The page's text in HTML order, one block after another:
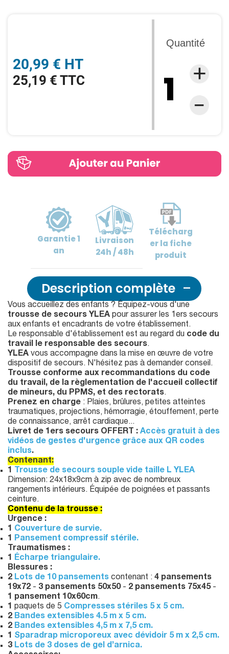
20,99 € HT
25,19 € TTC
Quantité
Garantie1
an
Livraison
24h / 48h
Télécharg
erla fiche
produit
Description complète
Vous accueillez des enfants ? Équipez-vous d'une
trousse de secours YLEA pour assurer les 1ers secours
aux enfants et encadrants de votre établissement.
Le responsable d'établissement est au regard du code du
travail le responsable des secours.
YLEA vous accompagne dans la mise en œuvre de votre
dispositif de secours. N'hésitez pas à demander conseil.
Trousse conforme aux recommandations du code
du travail, de la règlementation de l'accueil collectif
de mineurs, du PPMS, et des rectorats.
Prenez en charge : Plaies, brûlures, petites atteintes
traumatiques, projections, hémorragie, étouffement, perte
de connaissance, arrêt cardiaque...
Livret de 1ers secours OFFERT : Accès gratuit à des
vidéos de gestes d'urgence grâce aux QR codes
inclus.
Contenant:
1
Trousse de secours souple vide taille L YLEA
Dimension: 24x18x9cm à zip avec de nombreux
rangements intérieurs. Équipée de poignées et passants
ceinture.
Contenu de la trousse :
Urgence :
1 Couverture de survie.
1 Pansement compressif stérile.
Traumatismes :
1 Écharpe triangulaire.
Blessures :
2 Lots de 10 pansements contenant : 4 pansements
19x72 - 3 pansements 50x50- 2 pansements 75x45-
1 pansement 10x60cm.
1 paquets de 5 Compresses stériles 5 x 5 cm.
2 Bandes extensibles 4.5 m x 5 cm.
2 Bandes extensibles 4,5 m x 7,5 cm.
1 Sparadrap microporeux avec dévidoir 5 m x 2,5 cm.
3 Lots de 3 doses de gel d’arnica.